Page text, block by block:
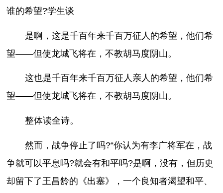
谁的希望?学生谈
是啊，这是千百年来千百万征人的希望，他们希
望——但使龙城飞将在，不教胡马度阴山。
这也是千百年来千百万征人亲人的希望，他们希
望——但使龙城飞将在，不教胡马度阴山。
整体读全诗。
然而，战争停止了吗?“你认为有李广将军在，战
争就可以平息吗?就会有和平吗?是啊，没有，但历史
却留下了王昌龄的《出塞》，一个良知者渴望和平、